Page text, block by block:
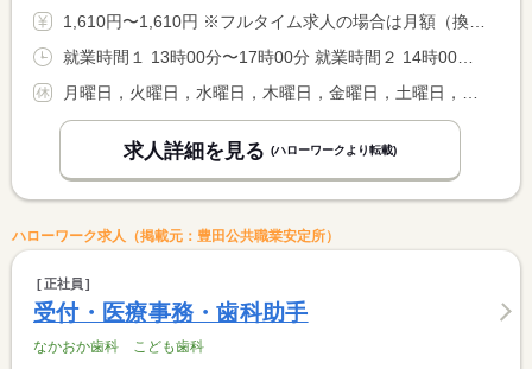
1,610円〜1,610円 ※フルタイム求人の場合は月額（換算額）、パート求人の場合は時間額を表示しています。
求人詳細を見る (ハローワークより転載)
ハローワーク求人（掲載元：豊田公共職業安定所）
正社員
受付・医療事務・歯科助手
なかおか歯科 こども歯科